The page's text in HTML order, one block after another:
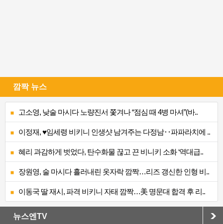
깜짝 뉴스
고소영, 낮술 마시다 노량진서 쫓겨나 “점심 때 4병 마셔”(바..
이정재, ♥임세령 비키니 인생샷 남겨주는 다정남‥파파라치에 ..
혜리 과감하게 벗었다, 탄수화물 끊고 끈 비니키 소화 ‘역대급..
장원영, 술 마시다 흘러내린 옷자락 깜짝…리즈 갱신한 인형 비..
이동국 딸 재시, 파격 비키니 자태 깜짝…美 명문대 합격 후 리..
뉴스엔TV